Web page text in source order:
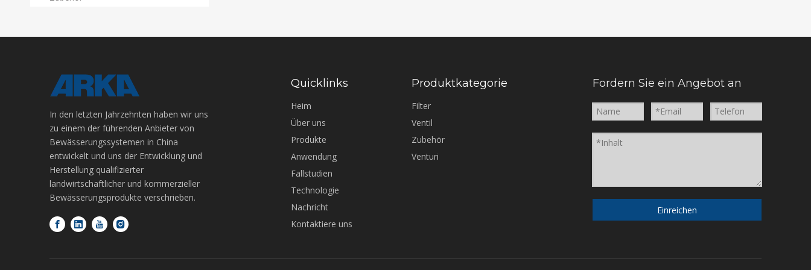
In den letzten Jahrzehnten haben wir uns
zu einem der führenden Anbieter von
Bewässerungssystemen in China
entwickelt und uns der Entwicklung und
Herstellung qualifizierter
landwirtschaftlicher und kommerzieller
Bewässerungsprodukte verschrieben.
Quicklinks
Heim
Über uns
Produkte
Anwendung
Fallstudien
Technologie
Nachricht
Kontaktiere uns
Produktkategorie
Filter
Ventil
Zubehör
Venturi
Fordern Sie ein Angebot an
Einreichen